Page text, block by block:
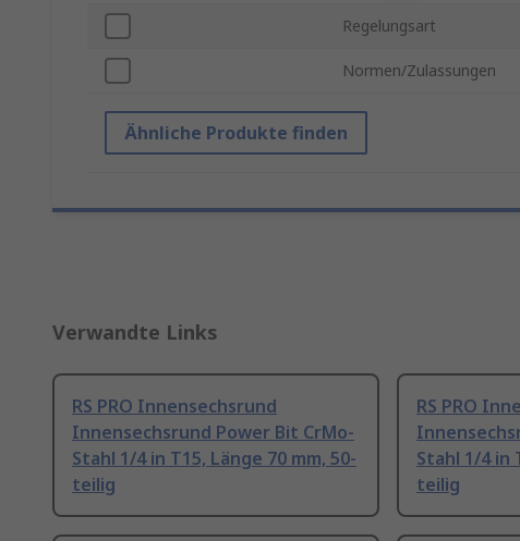
Regelungsart
Normen/Zulassungen
Ähnliche Produkte finden
Verwandte Links
RS PRO Innensechsrund
Innensechsrund Power Bit CrMo-
Stahl 1/4 in T15, Länge 70 mm, 50-
teilig
RS PRO
Stahl 1/4 in
teilig